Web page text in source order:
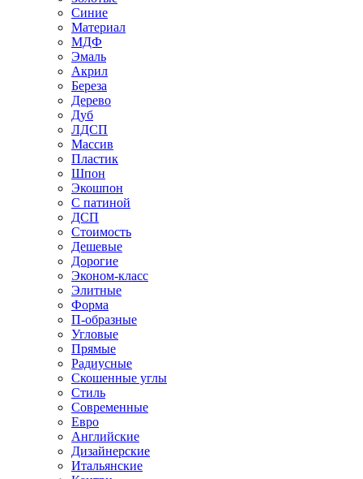
Синие
Материал
МДФ
Эмаль
Акрил
Береза
Дерево
Дуб
ЛДСП
Массив
Пластик
Шпон
Экошпон
С патиной
ДСП
Стоимость
Дешевые
Дорогие
Эконом-класс
Элитные
Форма
П-образные
Угловые
Прямые
Радиусные
Скошенные углы
Стиль
Современные
Евро
Английские
Дизайнерские
Итальянские